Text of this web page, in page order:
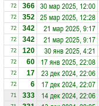
72 366 30 мар 2025, 12:00
72 352 25 мар 2025, 12:28
72 342 21 мар 2025, 9:17
72 342 21 мар 2025, 9:17
72 120 30 янв 2025, 4:21
72 60 17 янв 2025, 22:08
72 17 23 дек 2024, 22:06
72 6 17 дек 2024, 22:07
71 333 14 дек 2024, 22:06